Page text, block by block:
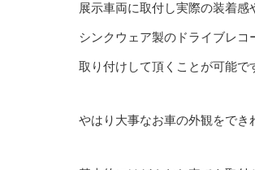
展示車両に取付し実際の装着感
シンクウェア製のドライブレ
取り付けして頂くことが可能で
やはり大事なお車の外観をでき